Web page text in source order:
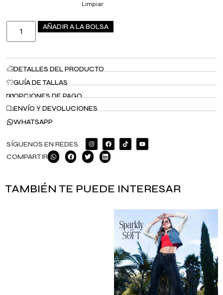
Limpiar
AÑADIR A LA BOLSA
DETALLES DEL PRODUCTO
GUÍA DE TALLAS
OPCIONES DE PAGO
ENVÍO Y DEVOLUCIONES
WHATSAPP
SÍGUENOS EN REDES
COMPARTIR
TAMBIÉN TE PUEDE INTERESAR